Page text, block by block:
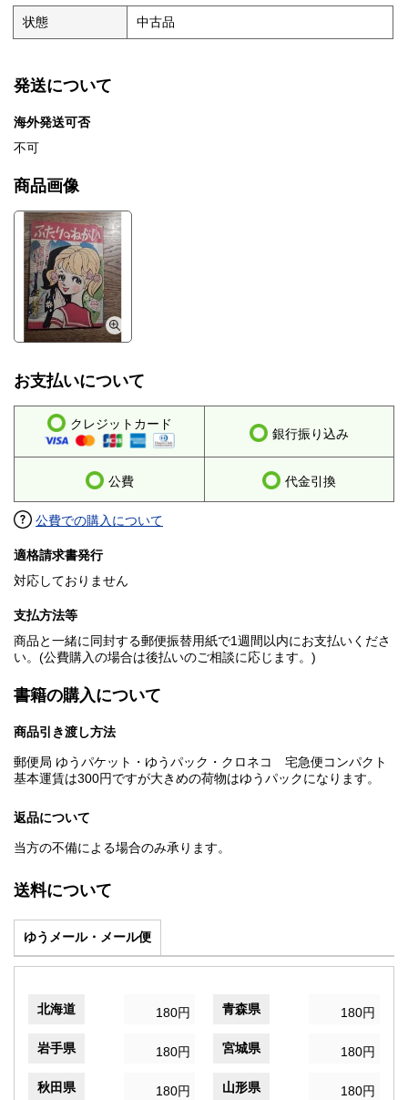
状態 中古品
発送について
海外発送可否
不可
商品画像
お支払いについて
クレジットカード
銀行振り込み
公費 代金引換
公費での購入について
適格請求書発行
対応しておりません
支払方法等
商品と一緒に同封する郵便振替用紙で1週間以内にお支払いくださ
い。(公費購入の場合は後払いのご相談に応じます。)
書籍の購入について
商品引き渡し方法
郵便局 ゆうパケット・ゆうパック・クロネコ 宅急便コンパクト
基本運賃は300円ですが大きめの荷物はゆうパックになります。
返品について
当方の不備による場合のみ承ります。
送料について
ゆうメール・メール便
北海道 180円 青森県 180円
岩手県 180円 宮城県 180円
秋田県 180円 山形県 180円